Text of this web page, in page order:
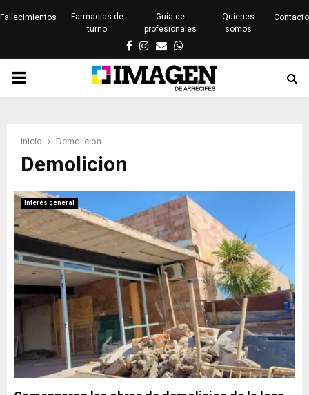
Fallecimientos
Farmacias de
turno
Guía de
profesionales
Quienes
somos
Contacto
Facebook
Instagram
EmailWhatsapp
PRIMARY
Inicio Demolicion
Demolicion
Interés general